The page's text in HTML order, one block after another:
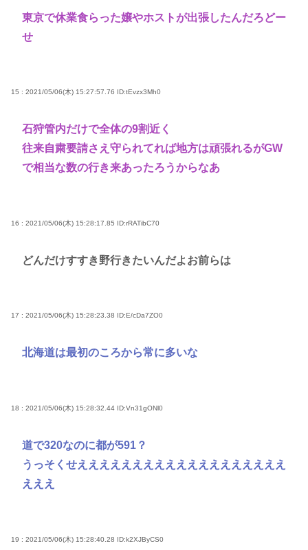
東京で休業食らった嬢やホストが出張したんだろどー
せ
15 : 2021/05/06(木) 15:27:57.76 ID:tEvzx3Mh0
石狩管内だけで全体の9割近く
往来自粛要請さえ守られてれば地方は頑張れるがGW
で相当な数の行き来あったろうからなあ
16 : 2021/05/06(木) 15:28:17.85 ID:rRATibC70
どんだけすすき野行きたいんだよお前らは
17 : 2021/05/06(木) 15:28:23.38 ID:E/cDa7ZO0
北海道は最初のころから常に多いな
18 : 2021/05/06(木) 15:28:32.44 ID:Vn31gONl0
道で320なのに都が591？
うっそくせえええええええええええええええええええ
えええ
19 : 2021/05/06(木) 15:28:40.28 ID:k2XJByCS0